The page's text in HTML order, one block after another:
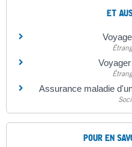
ET
Assurance maladie
POUR EN